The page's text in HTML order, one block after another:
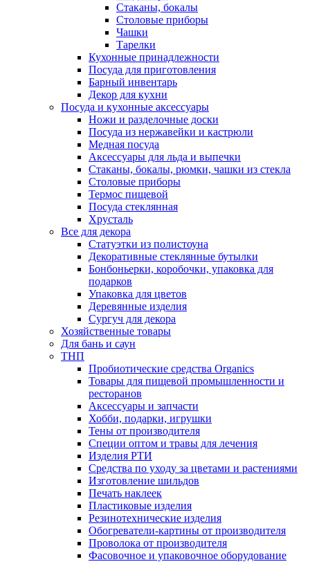
Стаканы, бокалы
Столовые приборы
Чашки
Тарелки
Кухонные принадлежности
Посуда для приготовления
Барный инвентарь
Декор для кухни
Посуда и кухонные аксессуары
Ножи и разделочные доски
Посуда из нержавейки и кастрюли
Медная посуда
Аксессуары для льда и выпечки
Стаканы, бокалы, рюмки, чашки из стекла
Столовые приборы
Термос пищевой
Посуда стеклянная
Хрусталь
Все для декора
Статуэтки из полистоуна
Декоративные стеклянные бутылки
Бонбоньерки, коробочки, упаковка для
подарков
Упаковка для цветов
Деревянные изделия
Сургуч для декора
Хозяйственные товары
Для бань и саун
ТНП
Пробиотические средства Organics
Товары для пищевой промышленности и
ресторанов
Аксессуары и запчасти
Хобби, подарки, игрушки
Тены от производителя
Специи оптом и травы для лечения
Изделия РТИ
Средства по уходу за цветами и растениями
Изготовление шильдов
Печать наклеек
Пластиковые изделия
Резинотехнические изделия
Обогреватели-картины от производителя
Проволока от производителя
Фасовочное и упаковочное оборудование